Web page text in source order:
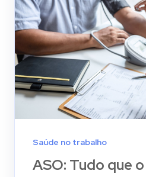
Saúde no trabalho
ASO: Tudo que